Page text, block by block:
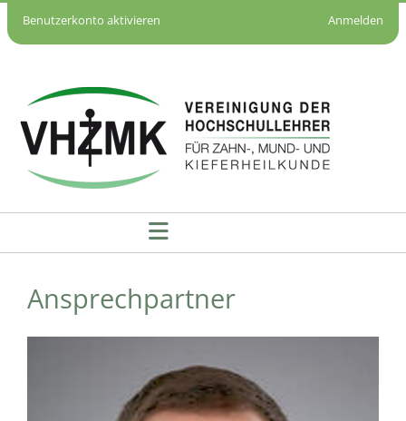
Benutzerkonto aktivieren Anmelden
Ansprechpartner